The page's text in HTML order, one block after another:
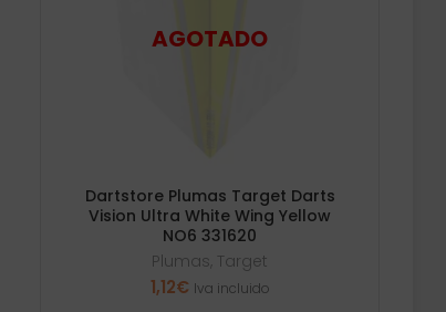
Dartstore Plumas Target Darts
Vision Ultra White Wing Yellow
NO6 331620
Plumas, Target
1,12€ Iva incluido